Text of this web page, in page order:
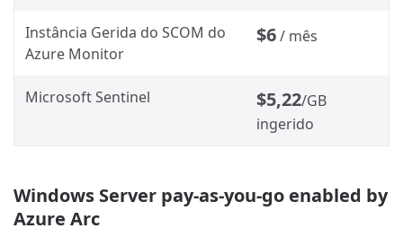
Instância Gerida do SCOM do
Azure Monitor
$6/ mês
Microsoft Sentinel $5,22/GB
ingerido
Windows Server pay-as-you-go enabled by
Azure Arc